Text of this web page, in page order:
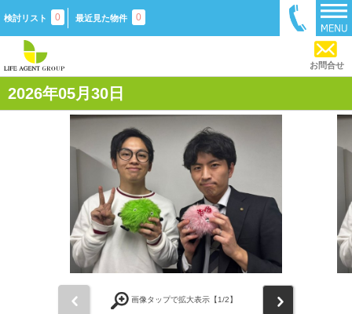
検討リスト 0 最近見た物件 0
お問合せ
2026年05月30日
画像タップで拡大表示【1/2】